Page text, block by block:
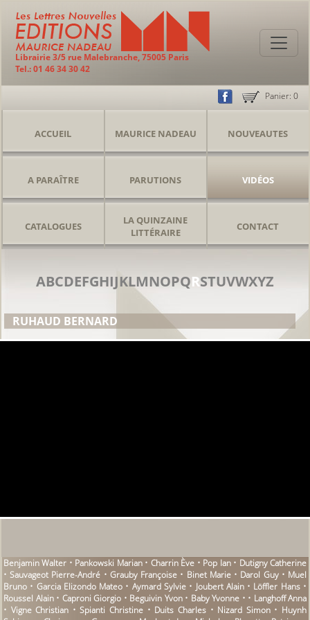
Librairie 3/5 rue Malebranche, 75005 Paris
Tel.: 01 46 34 30 42
Panier: 0
ACCUEIL MAURICE NADEAU NOUVEAUTES
A PARAÎTRE PARUTIONS VIDÉOS
CATALOGUES
LA QUINZAINE
LITTÉRAIRE
CONTACT
ABCDEFGHIJKLMNOPQRSTUVWXYZ
RUHAUD BERNARD
Benjamin Walter • Pankowski Marian • Charrin Ève • Pop Ian • Dutigny Catherine
• Sauvageot Pierre-André • Grauby Françoise • Binet Marie • Darol Guy • Muel
Bruno • Garcia Elizondo Mateo • Aymard Sylvie • Joubert Alain • Löffler Hans •
Roussel Alain • Caproni Giorgio • Beguivin Yvon • Baby Yvonne • • Langhoff Anna
• Vigne Christian • Spianti Christine • Duits Charles • Nizard Simon • Huynh